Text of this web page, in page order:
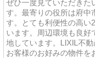
ぜひ一度見ていただき
す。最寄りの役所は府中
す。とても利便性の高い
います。周辺環境も良好
地しています。LIXIL不
お客様のお好みの物件を